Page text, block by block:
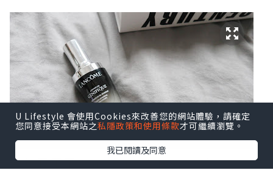
今年我用了 Lancôme Advanced
U Lifestyle 會使用Cookies來改善您的網站體驗，請確定
您同意接受本網站之私隱政策和使用條款才可繼續瀏覽。
我已閱讀及同意